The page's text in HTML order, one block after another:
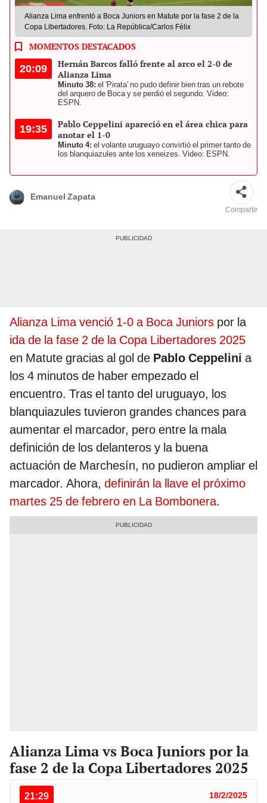
Alianza Lima enfrentó a Boca Juniors en Matute por la fase 2 de la
Copa Libertadores. Foto: La República/Carlos Félix
MOMENTOS DESTACADOS
20:09
Hernán Barcos falló frente al arco el 2-0 de
Alianza Lima
Minuto 38: el 'Pirata' no pudo definir bien tras un rebote
del arquero de Boca y se perdió el segundo. Video:
ESPN.
19:35
Pablo Ceppelini apareció en el área chica para
anotar el 1-0
Minuto 4: el volante uruguayo convirtió el primer tanto de
los blanquiazules ante los xeneizes. Video: ESPN.
Emanuel Zapata
Compartir
Alianza Lima venció 1-0 a Boca Juniors por la
ida de la fase 2 de la Copa Libertadores 2025
en Matute gracias al gol de Pablo Ceppelini a
los 4 minutos de haber empezado el
encuentro. Tras el tanto del uruguayo, los
blanquiazules tuvieron grandes chances para
aumentar el marcador, pero entre la mala
definición de los delanteros y la buena
actuación de Marchesín, no pudieron ampliar el
marcador. Ahora, definirán la llave el próximo
martes 25 de febrero en La Bombonera.
Alianza Lima vs Boca Juniors por la
fase 2 de la Copa Libertadores 2025
21:29 18/2/2025